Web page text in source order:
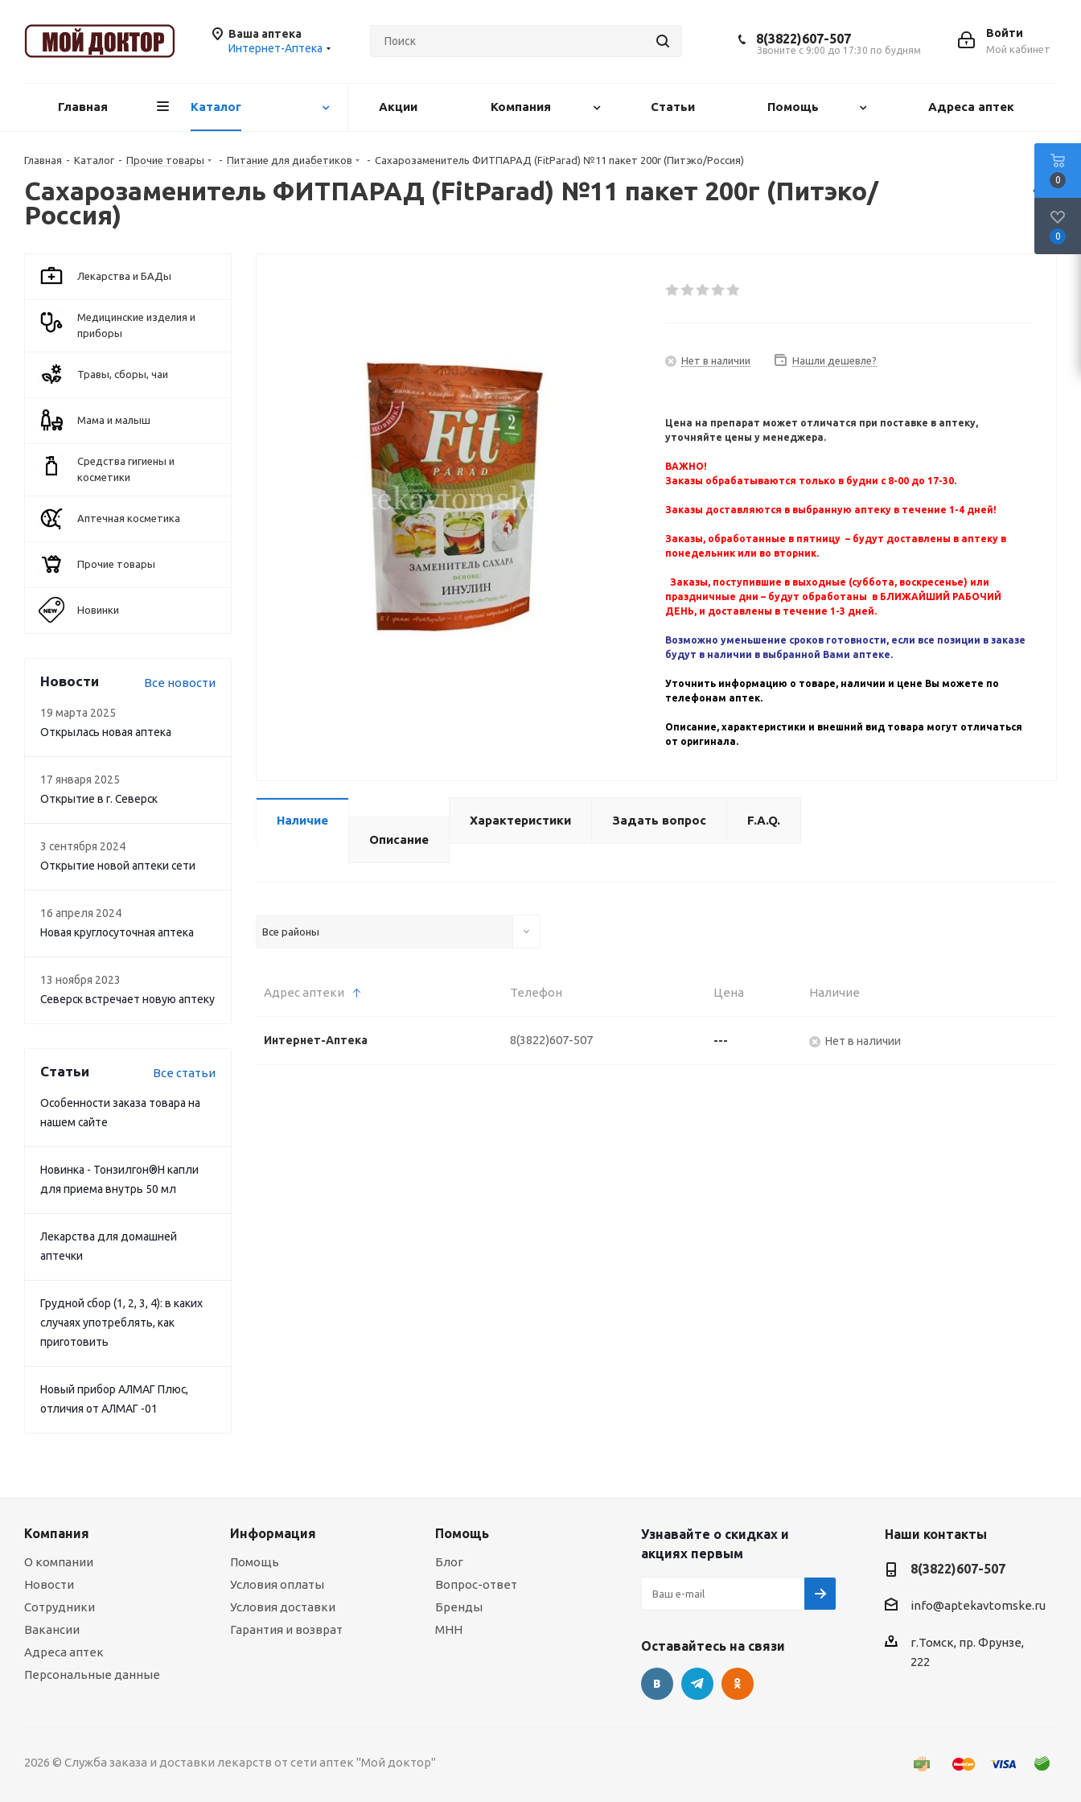
Ваша аптека
Интернет-Аптека
Войти
Мой кабинет
8(3822)607-507
Звоните с 9:00 до 17:30 по будням
Главная Каталог Акции Компания Статьи Помощь Адреса аптек
Главная - Каталог - Прочие товары - Питание для диабетиков - Сахарозаменитель ФИТПАРАД (FitParad) №11 пакет 200г (Питэко/Россия)
Сахарозаменитель ФИТПАРАД (FitParad) №11 пакет 200г (Питэко/
Россия)
Нет в наличии Нашли дешевле?
Цена на препарат может отличатся при поставке в аптеку,
уточняйте цены у менеджера.
ВАЖНО!
Заказы обрабатываются только в будни с 8-00 до 17-30.
Заказы доставляются в выбранную аптеку в течение 1-4 дней!
Заказы, обработанные в пятницу – будут доставлены в аптеку в
понедельник или во вторник.
Заказы, поступившие в выходные (суббота, воскресенье) или
праздничные дни – будут обработаны в БЛИЖАЙШИЙ РАБОЧИЙ
ДЕНЬ, и доставлены в течение 1-3 дней.
Возможно уменьшение сроков готовности, если все позиции в заказе
будут в наличии в выбранной Вами аптеке.
Уточнить информацию о товаре, наличии и цене Вы можете по
телефонам аптек.
Описание, характеристики и внешний вид товара могут отличаться
от оригинала.
Наличие
Описание
Характеристики Задать вопрос F.A.Q.
Все районы
Адрес аптеки Телефон Цена Наличие
Интернет-Аптека 8(3822)607-507 --- Нет в наличии
Лекарства и БАДы
Медицинские изделия и
приборы
Травы, сборы, чаи
Мама и малыш
Средства гигиены и
косметики
Аптечная косметика
Прочие товары
Новинки
Новости Все новости
19 марта 2025
Открылась новая аптека
17 января 2025
Открытие в г. Северск
3 сентября 2024
Открытие новой аптеки сети
16 апреля 2024
Новая круглосуточная аптека
13 ноября 2023
Северск встречает новую аптеку
Статьи Все статьи
Особенности заказа товара на
нашем сайте
Новинка - Тонзилгон®Н капли
для приема внутрь 50 мл
Лекарства для домашней
аптечки
Грудной сбор (1, 2, 3, 4): в каких
случаях употреблять, как
приготовить
Новый прибор АЛМАГ Плюс,
отличия от АЛМАГ -01
Компания
О компании
Новости
Сотрудники
Вакансии
Адреса аптек
Персональные данные
Информация
Помощь
Условия оплаты
Условия доставки
Гарантия и возврат
Помощь
Блог
Вопрос-ответ
Бренды
МНН
Узнавайте о скидках и
акциях первым
Оставайтесь на связи
Наши контакты
8(3822)607-507
info@aptekavtomske.ru
г.Томск, пр. Фрунзе,
222
2026 © Служба заказа и доставки лекарств от сети аптек "Мой доктор"
0
0